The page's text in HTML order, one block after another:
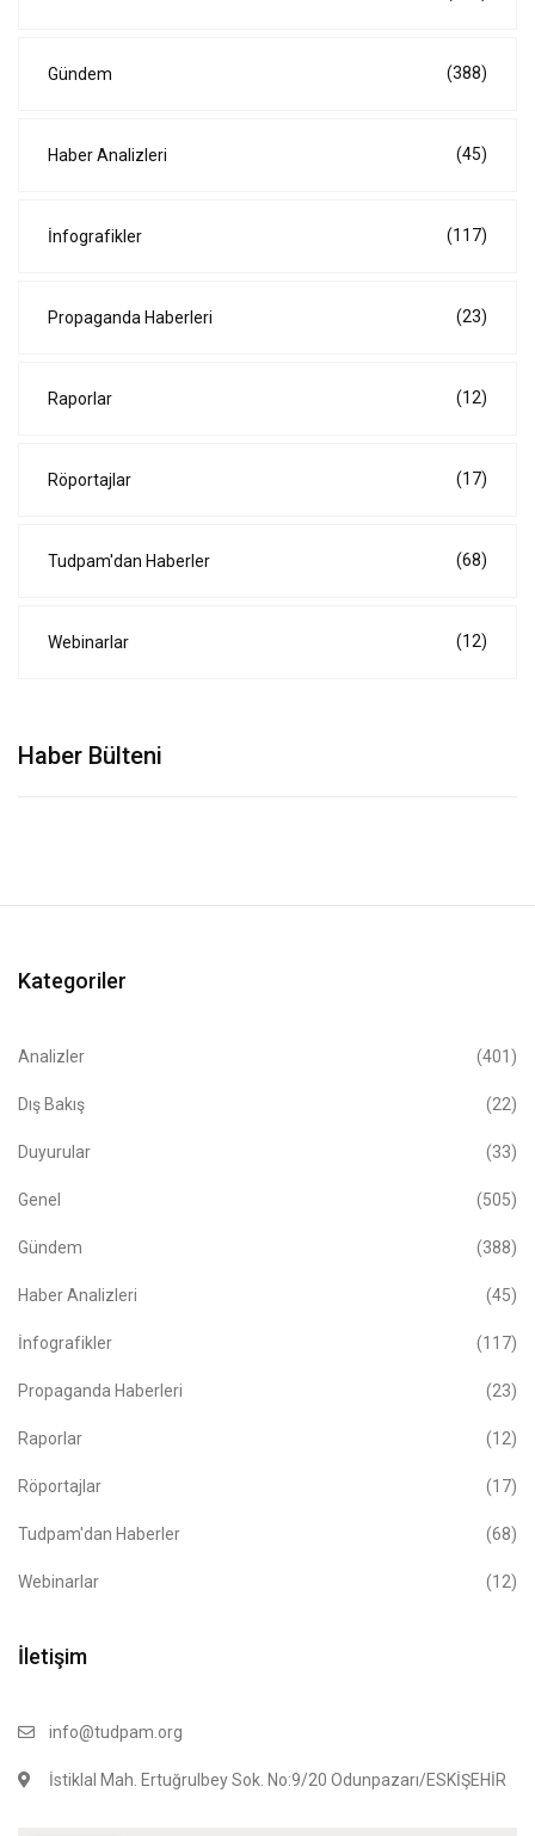
Gündem (388)
Haber Analizleri (45)
İnfografikler (117)
Propaganda Haberleri (23)
Raporlar (12)
Röportajlar (17)
Tudpam'dan Haberler (68)
Webinarlar (12)
Haber Bülteni
Kategoriler
Analizler (401)
Dış Bakış (22)
Duyurular (33)
Genel (505)
Gündem (388)
Haber Analizleri (45)
İnfografikler (117)
Propaganda Haberleri (23)
Raporlar (12)
Röportajlar (17)
Tudpam'dan Haberler (68)
Webinarlar (12)
İletişim
info@tudpam.org
İstiklal Mah. Ertuğrulbey Sok. No:9/20 Odunpazarı/ESKİŞEHİR